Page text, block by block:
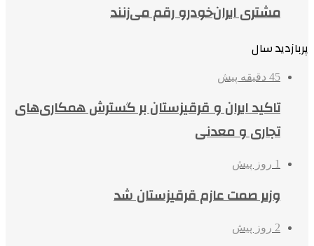
مشتری ایران‌خودرو رقم می‌زنند
پربازدید سال
45 دقیقه پیش
تاکید ایران و قرقیزستان بر گسترش همکاری‌های
تجاری و معدنی
1 روز پیش
وزیر صمت عازم قرقیزستان شد
2 روز پیش